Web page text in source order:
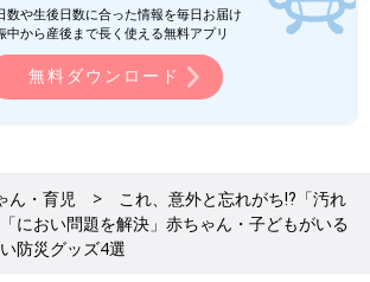
数や生後日数に合った情報を毎日お届け
中から産後まで長く使える無料アプリ
無料ダウンロード
ん・育児
これ、意外と忘れがち⁉︎「汚れ
におい問題を解決」赤ちゃん・子どもがいる
防災グッズ4選